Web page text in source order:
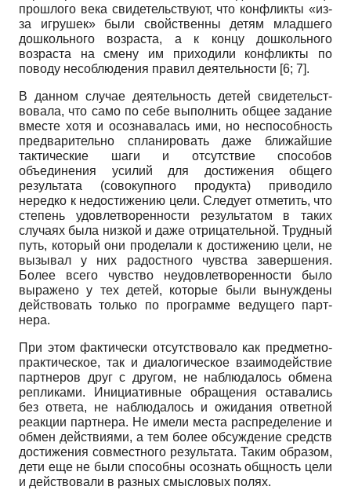
прошлого века свидетельствуют, что конфликты «из-
за игру­шек» были свойственны детям младшего
дошкольного возраста, а к концу дошкольного
возраста на смену им приходили конфликты по
поводу несоблюдения пра­вил деятельности [6; 7].
В данном случае деятельность детей свидетельст­
вовала, что само по себе выполнить общее задание
вместе хотя и осознавалась ими, но неспособность
предварительно спланировать даже ближайшие
такти­ческие шаги и отсутствие способов
объединения уси­лий для достижения общего
результата (совокупного продукта) приводило
нередко к недостижению цели. Следует отметить, что
степень удовлетворенности ре­зультатом в таких
случаях была низкой и даже отрица­тельной. Трудный
путь, который они проделали к до­стижению цели, не
вызывал у них радостного чувства завершения.
Более всего чувство неудовлетвореннос­ти было
выражено у тех детей, которые были вынуж­дены
действовать только по программе ведущего парт­
нера.
При этом фактически отсутствовало как предмет­но-
практическое, так и диалогическое взаимодействие
партнеров друг с другом, не наблюдалось обмена
реп­ликами. Инициативные обращения оставались
без от­вета, не наблюдалось и ожидания ответной
реакции партнера. Не имели места распределение и
обмен дей­ствиями, а тем более обсуждение средств
достижения совместного результата. Таким образом,
дети еще не были способны осознать общность цели
и действовали в разных смысловых полях.